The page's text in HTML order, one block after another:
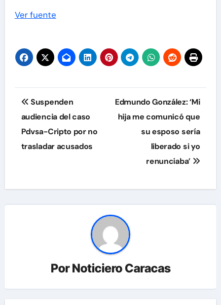
Ver fuente
Navegación
de
entradas
Suspenden
audiencia del caso
Pdvsa-Cripto por no
trasladar acusados
Edmundo González: ‘Mi
hija me comunicó que
su esposo sería
liberado si yo
renunciaba’
PorNoticiero Caracas